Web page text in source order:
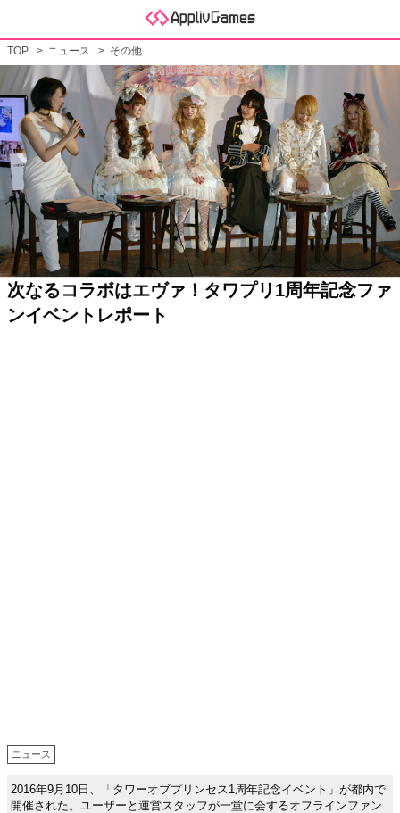
TOP ニュース その他
次なるコラボはエヴァ！タワプリ1周年記念ファ
ンイベントレポート
ニュース
2016年9月10日、「タワーオブプリンセス1周年記念イベント」が都内で
開催された。ユーザーと運営スタッフが一堂に会するオフラインファン